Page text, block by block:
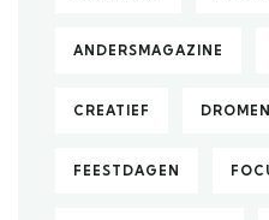
ANDERSMAGAZINE
CREATIEF DROMEN
FEESTDAGEN